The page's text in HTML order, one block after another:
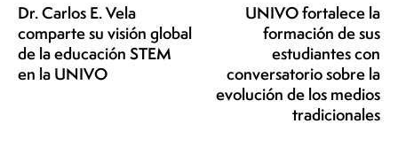
Dr. Carlos E. Vela
comparte su visión global
de la educación STEM
en la UNIVO
UNIVO fortalece la
formación de sus
estudiantes con
conversatorio sobre la
evolución de los medios
tradicionales